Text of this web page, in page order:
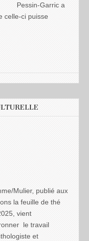
Pessin-Garric a
celle-ci puisse
Mulier, publié aux
la feuille de thé
vient
le travail
et